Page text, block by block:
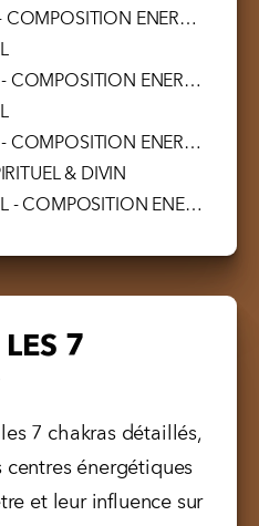
MODULE 2 ASTRAL - COMPOSITION ENERGETIQUE.mp4
MODULE 2 MENTAL - COMPOSITION ENERGETIQUE.mp4
MODULE 2 CAUSAL - COMPOSITION ENERGETIQUE.mp4
& DIVIN
MODULE 2 SPIRITUEL - COMPOSITION ENERGETIQUE.mp4
7
7 chakras détaillés,
centres énergétiques
et leur influence sur